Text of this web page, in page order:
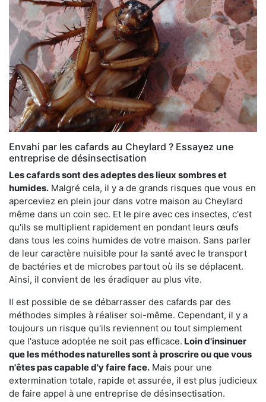
Envahi par les cafards au Cheylard ? Essayez une
entreprise de désinsectisation
Les cafards sont des adeptes des lieux sombres et
humides. Malgré cela, il y a de grands risques que vous en
aperceviez en plein jour dans votre maison au Cheylard
même dans un coin sec. Et le pire avec ces insectes, c'est
qu'ils se multiplient rapidement en pondant leurs œufs
dans tous les coins humides de votre maison. Sans parler
de leur caractère nuisible pour la santé avec le transport
de bactéries et de microbes partout où ils se déplacent.
Ainsi, il convient de les éradiquer au plus vite.
Il est possible de se débarrasser des cafards par des
méthodes simples à réaliser soi-même. Cependant, il y a
toujours un risque qu'ils reviennent ou tout simplement
que l'astuce adoptée ne soit pas efficace. Loin d'insinuer
que les méthodes naturelles sont à proscrire ou que vous
n'êtes pas capable d'y faire face. Mais pour une
extermination totale, rapide et assurée, il est plus judicieux
de faire appel à une entreprise de désinsectisation.